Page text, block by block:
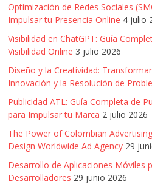
Optimización de Redes Sociales
Impulsar tu Presencia Online 4 julio
Visibilidad en ChatGPT: Guía
Visibilidad Online 3 julio 2026
Diseño y la Creatividad:
Innovación y la Resolución de
Publicidad ATL: Guía Completa de
para Impulsar tu Marca 2 julio 2026
The Power of Colombian
Design Worldwide Ad Agency 29
Desarrollo de Aplicaciones Móviles
Desarrolladores 29 junio 2026